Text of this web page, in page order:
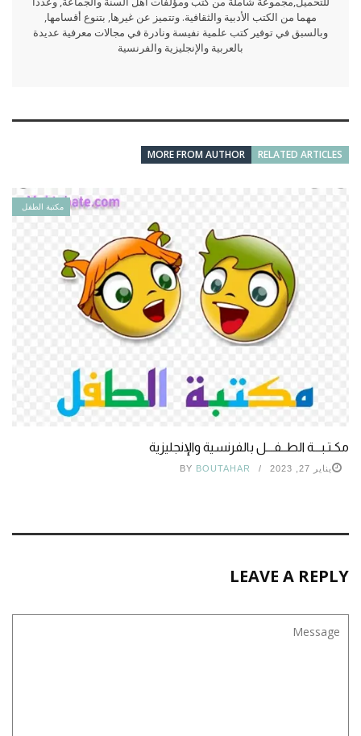
مهما من الكتب الأدبية والثقافية. وتتميز عن غيرها, بتنوع أقسامها,
وبالسبق في توفير كتب علمية نفيسة ونادرة في مجالات معرفية عديدة
بالعربية والإنجليزية والفرنسية
RELATED ARTICLES
MORE FROM AUTHOR
مكتبة الطفل
مكـتـبـــة الطــفـــل بالفرنسية والإنجليزية
يناير 27, 2023 BY BOUTAHAR
LEAVE A REPLY